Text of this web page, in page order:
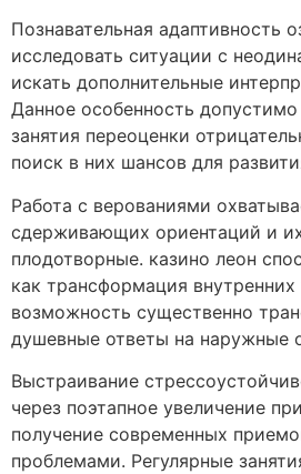
Познавательная адаптивность
исследовать ситуации с
искать дополнительные
Данное особенность
занятия переоценки
поиск в них шансов для
Работа с верованиями
сдерживающих ориентаций и
плодотворные. казино леон
как трансформация
возможность существенно
душевные ответы на наружные
Выстраивание
через поэтапное увеличение
получение современных
проблемами. Регулярные